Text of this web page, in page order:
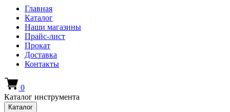
Главная
Каталог
Наши магазины
Прайс-лист
Прокат
Доставка
Контакты
0
Каталог инструмента
Каталог